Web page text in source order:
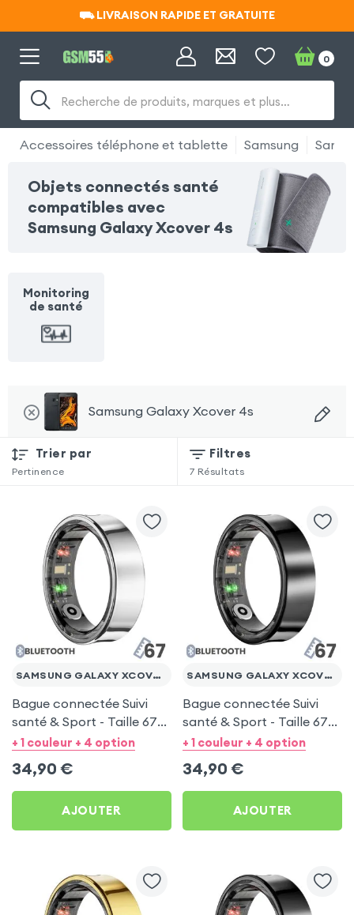
⛟ LIVRAISON RAPIDE ET GRATUITE
⛟ LIVRAISON RAPIDE ET GRATUITE
Recherche de produits, marques et plus…
0
Accessoires téléphone et tablette Samsung
Objets connectés santé
compatibles avec
Samsung Galaxy Xcover 4s
Monitoring
de santé
Samsung Galaxy Xcover 4s
Trier par
Pertinence
Filtres
7 Résultats
SAMSUNG GALAXY XCOVER 4S
Bague connectée Suivi
santé & Sport - Taille 67
Argent
+ 1 couleur + 4 option
34,90 €
AJOUTER
SAMSUNG GALAXY XCOVER 4S
Bague connectée Suivi
santé & Sport - Taille 67
Noir
+ 1 couleur + 4 option
34,90 €
AJOUTER